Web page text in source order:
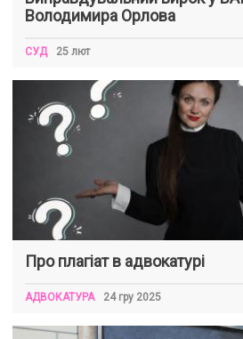
Володимира Орлова
СУД 25 лют
Про плагіат в адвокатурі
АДВОКАТУРА 24 гру 2025